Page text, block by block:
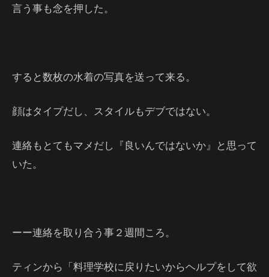
言う事も念を押した。
すると数枚の水着の写真を送って来る。
顔はタイプだし、スタイルもデブではない。
連絡もとてもマメだし『良いんではないか』と思って
いた。
ーー連絡を取り合う事２週間ころ。
ティンから「料理学校に戻りたいからヘルプをして欲